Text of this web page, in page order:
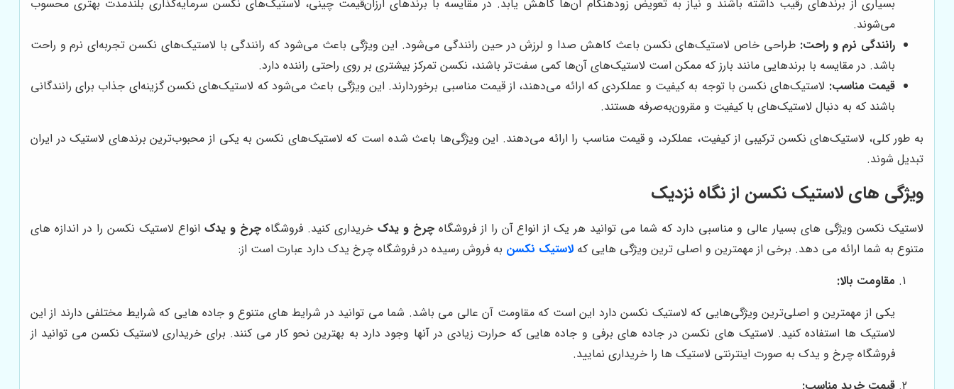
بسیاری از برندهای رقیب داشته باشند و نیاز به تعویض زودهنگام آن‌ها کاهش یابد. در مقایسه با برندهای ارزان‌قیمت چینی، لاستیک‌های نکسن سرمایه‌گذاری بلندمدت بهتری محسوب
می‌شوند.
رانندگی نرم و راحت: طراحی خاص لاستیک‌های نکسن باعث کاهش صدا و لرزش در حین رانندگی می‌شود. این ویژگی باعث می‌شود که رانندگی با لاستیک‌های نکسن تجربه‌ای نرم و راحت
باشد. در مقایسه با برندهایی مانند بارز که ممکن است لاستیک‌های آن‌ها کمی سفت‌تر باشند، نکسن تمرکز بیشتری بر روی راحتی راننده دارد.
قیمت مناسب: لاستیک‌های نکسن با توجه به کیفیت و عملکردی که ارائه می‌دهند، از قیمت مناسبی برخوردارند. این ویژگی باعث می‌شود که لاستیک‌های نکسن گزینه‌ای جذاب برای رانندگانی
باشند که به دنبال لاستیک‌های با کیفیت و مقرون‌به‌صرفه هستند.
به طور کلی، لاستیک‌های نکسن ترکیبی از کیفیت، عملکرد، و قیمت مناسب را ارائه می‌دهند. این ویژگی‌ها باعث شده است که لاستیک‌های نکسن به یکی از محبوب‌ترین برندهای لاستیک در ایران
تبدیل شوند.
ویژگی های لاستیک نکسن از نگاه نزدیک
لاستیک نکسن ویژگی های بسیار عالی و مناسبی دارد که شما می توانید هر یک از انواع آن را از فروشگاهچرخ و یدک خریداری کنید. فروشگاهچرخ و یدک انواع لاستیک نکسن را در اندازه های
متنوع به شما ارائه می دهد. برخی از مهمترین و اصلی ترین ویژگی هایی که لاستیک نکسن به فروش رسیده در فروشگاه چرخ یدک دارد عبارت است از:
مقاومت بالا:
یکی از مهمترین و اصلی‌ترین ویژگی‌هایی که لاستیک نکسن دارد این است که مقاومت آن عالی می باشد. شما می توانید در شرایط های متنوع و جاده هایی که شرایط مختلفی دارند از این
لاستیک‌ ها استفاده کنید. لاستیک های نکسن در جاده های برفی و جاده هایی که حرارت زیادی در آنها وجود دارد به بهترین نحو کار می کنند. برای خریداری لاستیک نکسن می توانید از
فروشگاه چرخ و یدک به صورت اینترنتی لاستیک ها را خریداری نمایید.